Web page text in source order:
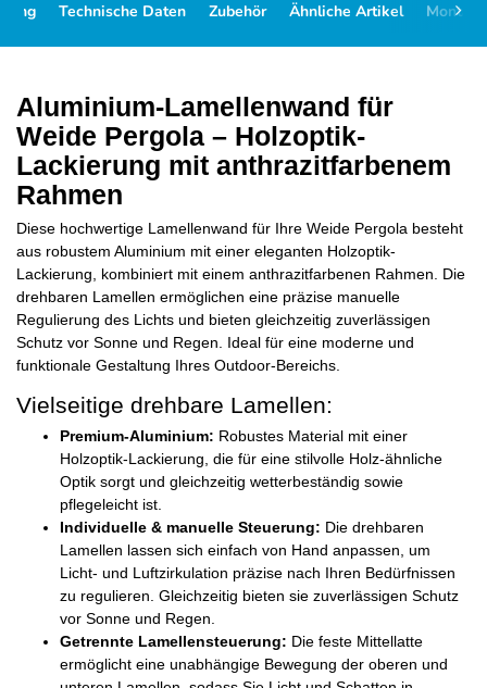
Technische Daten Zubehör Ähnliche Artikel Montage
Aluminium-Lamellenwand für
Weide Pergola – Holzoptik-
Lackierung mit anthrazitfarbenem
Rahmen
Diese hochwertige Lamellenwand für Ihre Weide Pergola besteht
aus robustem Aluminium mit einer eleganten Holzoptik-
Lackierung, kombiniert mit einem anthrazitfarbenen Rahmen. Die
drehbaren Lamellen ermöglichen eine präzise manuelle
Regulierung des Lichts und bieten gleichzeitig zuverlässigen
Schutz vor Sonne und Regen. Ideal für eine moderne und
funktionale Gestaltung Ihres Outdoor-Bereichs.
Vielseitige drehbare Lamellen:
Premium-Aluminium: Robustes Material mit einer
Holzoptik-Lackierung, die für eine stilvolle Holz-ähnliche
Optik sorgt und gleichzeitig wetterbeständig sowie
pflegeleicht ist.
Individuelle & manuelle Steuerung: Die drehbaren
Lamellen lassen sich einfach von Hand anpassen, um
Licht- und Luftzirkulation präzise nach Ihren Bedürfnissen
zu regulieren. Gleichzeitig bieten sie zuverlässigen Schutz
vor Sonne und Regen.
Getrennte Lamellensteuerung: Die feste Mittellatte
ermöglicht eine unabhängige Bewegung der oberen und